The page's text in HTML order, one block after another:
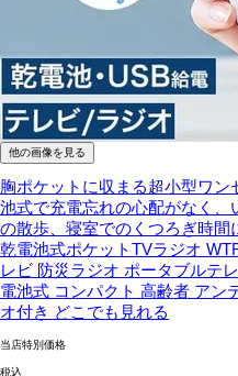
他の画像を見る
胸ポケットに収まる超小型ワ
池式で充電忘れの心配がなく、
の散歩、寝室でのくつろぎ時間
乾電池式ポケットTVラジオ
レビ 防災ラジオ ポータブルテ
電池式 コンパクト 高齢者 アン
オ付き どこでも見れる
当店特別価格
税込